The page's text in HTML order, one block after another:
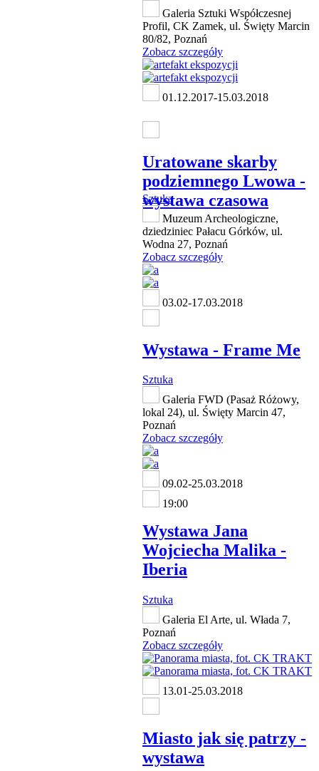
Galeria Sztuki Współczesnej
Profil, CK Zamek, ul. Święty Marcin
80/82, Poznań
Zobacz szczegóły
01.12.2017-15.03.2018
Uratowane skarby
podziemnego Lwowa -
wystawa czasowa
Sztuka
Muzeum Archeologiczne,
dziedziniec Pałacu Górków, ul.
Wodna 27, Poznań
Zobacz szczegóły
03.02-17.03.2018
Wystawa - Frame Me
Sztuka
Galeria FWD (Pasaż Różowy,
lokal 24), ul. Święty Marcin 47,
Poznań
Zobacz szczegóły
09.02-25.03.2018
19:00
Wystawa Jana
Wojciecha Malika -
Iberia
Sztuka
Galeria El Arte, ul. Włada 7,
Poznań
Zobacz szczegóły
13.01-25.03.2018
Miasto jak się patrzy -
wystawa